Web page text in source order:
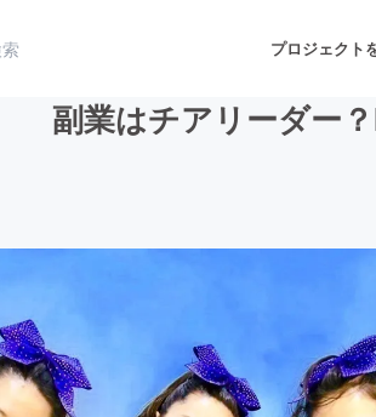
プロジェクト
・ガジェット ゲーム・サービス
副業はチアリーダー